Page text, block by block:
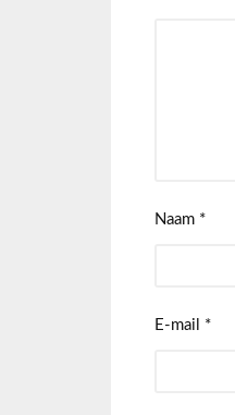
Naam *
E-mail *